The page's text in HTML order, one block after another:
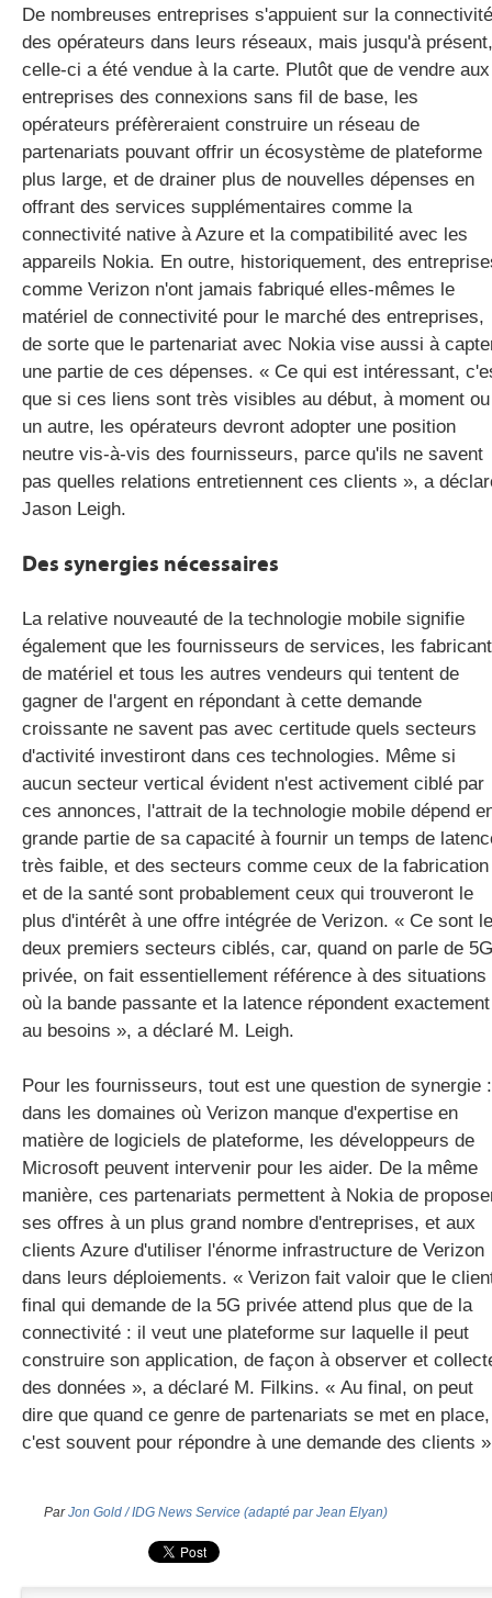
De nombreuses entreprises s'appuient sur la connectivité
des opérateurs dans leurs réseaux, mais jusqu'à présent,
celle-ci a été vendue à la carte. Plutôt que de vendre aux
entreprises des connexions sans fil de base, les
opérateurs préfèreraient construire un réseau de
partenariats pouvant offrir un écosystème de plateforme
plus large, et de drainer plus de nouvelles dépenses en
offrant des services supplémentaires comme la
connectivité native à Azure et la compatibilité avec les
appareils Nokia. En outre, historiquement, des
comme Verizon n'ont jamais fabriqué elles-mêmes le
matériel de connectivité pour le marché des entreprises,
de sorte que le partenariat avec Nokia vise aussi à
une partie de ces dépenses. « Ce qui est intéressant,
que si ces liens sont très visibles au début, à moment
un autre, les opérateurs devront adopter une position
neutre vis-à-vis des fournisseurs, parce qu'ils ne savent
pas quelles relations entretiennent ces clients », a
Jason Leigh.
Des synergies nécessaires
La relative nouveauté de la technologie mobile signifie
également que les fournisseurs de services, les
de matériel et tous les autres vendeurs qui tentent de
gagner de l'argent en répondant à cette demande
croissante ne savent pas avec certitude quels secteurs
d'activité investiront dans ces technologies. Même si
aucun secteur vertical évident n'est activement ciblé par
ces annonces, l'attrait de la technologie mobile dépend
grande partie de sa capacité à fournir un temps de
très faible, et des secteurs comme ceux de la fabrication
et de la santé sont probablement ceux qui trouveront le
plus d'intérêt à une offre intégrée de Verizon. « Ce sont
deux premiers secteurs ciblés, car, quand on parle de 5G
privée, on fait essentiellement référence à des situations
où la bande passante et la latence répondent exactement
au besoins », a déclaré M. Leigh.
Pour les fournisseurs, tout est une question de synergie :
dans les domaines où Verizon manque d'expertise en
matière de logiciels de plateforme, les développeurs de
Microsoft peuvent intervenir pour les aider. De la même
manière, ces partenariats permettent à Nokia de
ses offres à un plus grand nombre d'entreprises, et aux
clients Azure d'utiliser l'énorme infrastructure de Verizon
dans leurs déploiements. « Verizon fait valoir que le
final qui demande de la 5G privée attend plus que de la
connectivité : il veut une plateforme sur laquelle il peut
construire son application, de façon à observer et
des données », a déclaré M. Filkins. « Au final, on peut
dire que quand ce genre de partenariats se met en place,
c'est souvent pour répondre à une demande des clients
ParJon Gold / IDG News Service (adapté par Jean Elyan)